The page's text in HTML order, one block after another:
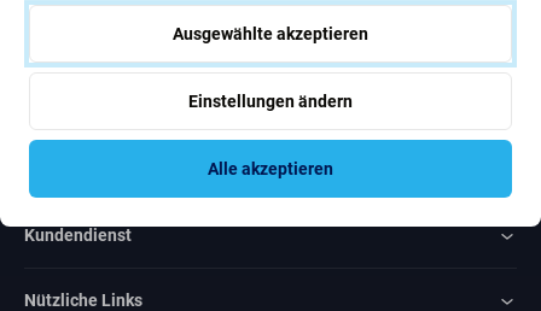
Rated Excellent
Over
Kundendienst
Nützliche Links
Ausgewählte akzeptieren
Einstellungen ändern
Alle akzeptieren